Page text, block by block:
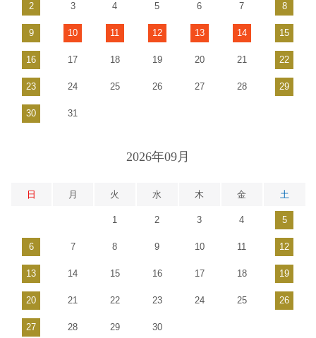
2 3 4 5 6 7 8
9 10 11 12 13 14 15
16 17 18 19 20 21 22
23 24 25 26 27 28 29
30 31
2026年09月
日 月 火 水 木 金 土
1 2 3 4 5
6 7 8 9 10 11 12
13 14 15 16 17 18 19
20 21 22 23 24 25 26
27 28 29 30